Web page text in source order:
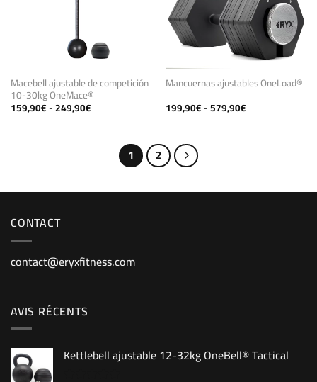
Macebell ajustable de competición
10-30kg OneMace®
159,90€-249,90€Rango
de
159,90€
249,90€
Mancuernas ajustables OneLoad®
199,90€-579,90€Rango
de
1 2
CONTACT
contact@eryxfitness.com
AVIS RÉCENTS
Kettlebell ajustable 12-32kg OneBell® Tactical